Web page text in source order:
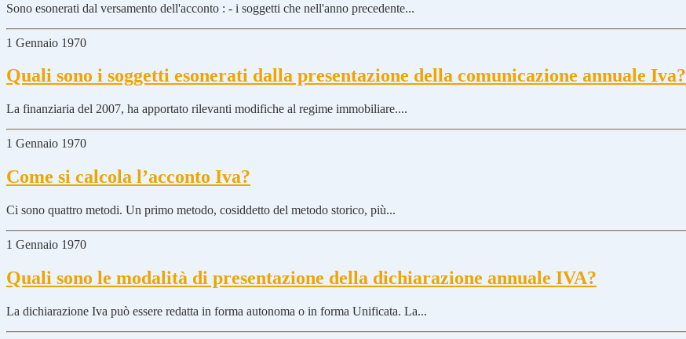
Sono esonerati dal versamento dell'acconto : - i soggetti che nell'anno precedente...
1 Gennaio 1970
Quali sono i soggetti esonerati dalla presentazione della comunicazione annuale Iva?
La finanziaria del 2007, ha apportato rilevanti modifiche al regime immobiliare....
1 Gennaio 1970
Come si calcola l’acconto Iva?
Ci sono quattro metodi. Un primo metodo, cosiddetto del metodo storico, più...
1 Gennaio 1970
Quali sono le modalità di presentazione della dichiarazione annuale IVA?
La dichiarazione Iva può essere redatta in forma autonoma o in forma Unificata. La...